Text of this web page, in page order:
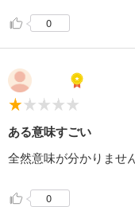
0
ある意味すごい
全然意味が分かりませ
0